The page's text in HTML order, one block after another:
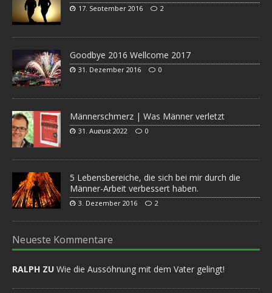
17. September 2016 2
Goodbye 2016 Wellcome 2017
31. Dezember 2016 0
Männerschmerz | Was Männer verletzt
31. August 2022 0
5 Lebensbereiche, die sich bei mir durch die
Männer-Arbeit verbessert haben.
3. Dezember 2016 2
Neueste Kommentare
RALPH ZU Wie die Aussöhnung mit dem Vater gelingt!